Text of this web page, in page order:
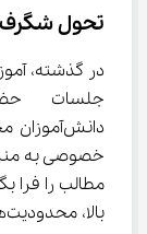
تحول
در گذشته،
خصوصی به